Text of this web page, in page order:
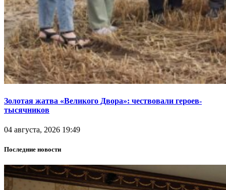
Золотая жатва «Великого Двора»: чествовали героев-
тысячников
04 августа, 2026 19:49
Последние новости